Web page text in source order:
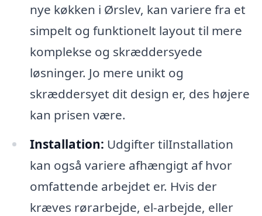
nye køkken i Ørslev, kan variere fra et
simpelt og funktionelt layout til mere
komplekse og skræddersyede
løsninger. Jo mere unikt og
skræddersyet dit design er, des højere
kan prisen være.
Installation: Udgifter tilInstallation
kan også variere afhængigt af hvor
omfattende arbejdet er. Hvis der
kræves rørarbejde, el-arbejde, eller